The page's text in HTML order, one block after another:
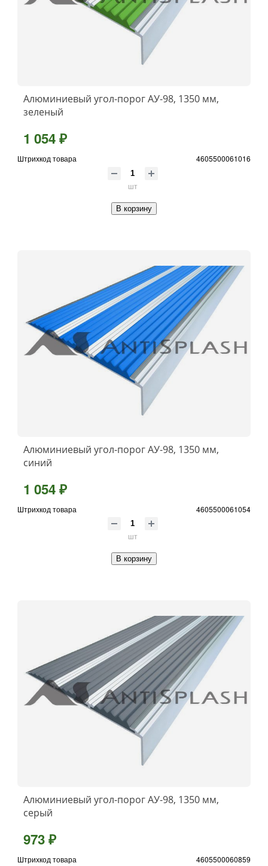
Алюминиевый угол-порог АУ-98, 1350 мм,
зеленый
1 054 ₽
Штрихкод товара 4605500061016
шт
В корзину
Алюминиевый угол-порог АУ-98, 1350 мм,
синий
1 054 ₽
Штрихкод товара 4605500061054
шт
В корзину
Алюминиевый угол-порог АУ-98, 1350 мм,
серый
973 ₽
Штрихкод товара 4605500060859